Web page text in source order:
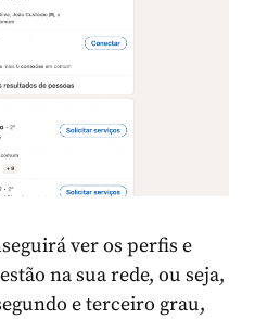
ver os perfis e
na sua rede, ou seja,
e terceiro grau,